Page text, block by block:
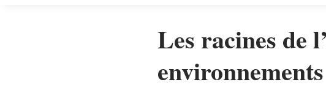
Les racines de